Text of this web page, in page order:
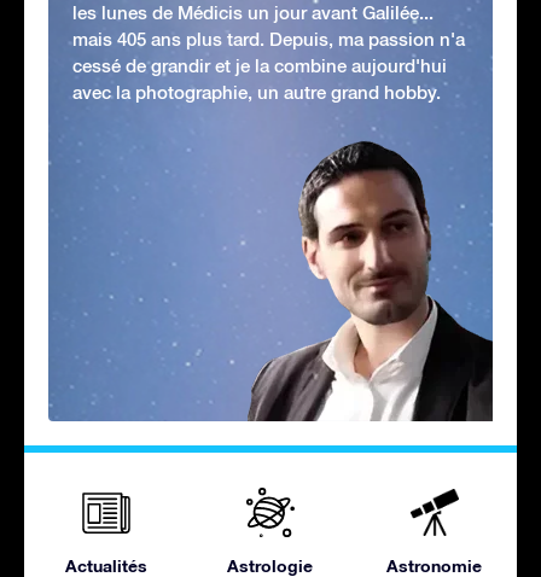
les lunes de Médicis un jour avant Galilée...
mais 405 ans plus tard. Depuis, ma passion n'a
cessé de grandir et je la combine aujourd'hui
avec la photographie, un autre grand hobby.
Actualités Astrologie Astronomie